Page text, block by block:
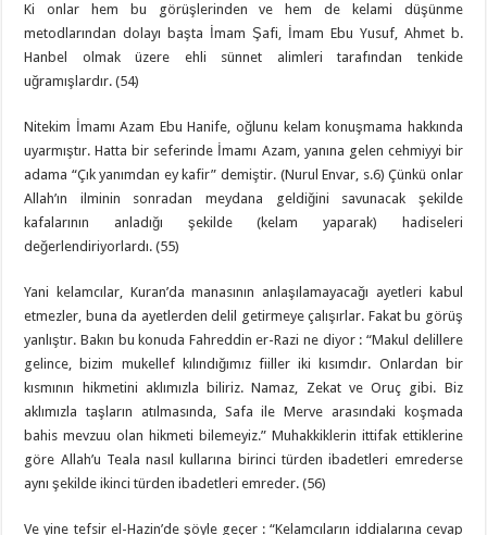
Ki onlar hem bu görüşlerinden ve hem de kelami düşünme
metodlarından dolayı başta İmam Şafi, İmam Ebu Yusuf, Ahmet b.
Hanbel olmak üzere ehli sünnet alimleri tarafından tenkide
uğramışlardır. (54)
Nitekim İmamı Azam Ebu Hanife, oğlunu kelam konuşmama hakkında
uyarmıştır. Hatta bir seferinde İmamı Azam, yanına gelen cehmiyyi bir
adama “Çık yanımdan ey kafir” demiştir. (Nurul Envar, s.6) Çünkü onlar
Allah’ın ilminin sonradan meydana geldiğini savunacak şekilde
kafalarının anladığı şekilde (kelam yaparak) hadiseleri
değerlendiriyorlardı. (55)
Yani kelamcılar, Kuran’da manasının anlaşılamayacağı ayetleri kabul
etmezler, buna da ayetlerden delil getirmeye çalışırlar. Fakat bu görüş
yanlıştır. Bakın bu konuda Fahreddin er-Razi ne diyor : “Makul delillere
gelince, bizim mukellef kılındığımız fiiller iki kısımdır. Onlardan bir
kısmının hikmetini aklımızla biliriz. Namaz, Zekat ve Oruç gibi. Biz
aklımızla taşların atılmasında, Safa ile Merve arasındaki koşmada
bahis mevzuu olan hikmeti bilemeyiz.” Muhakkiklerin ittifak ettiklerine
göre Allah’u Teala nasıl kullarına birinci türden ibadetleri emrederse
aynı şekilde ikinci türden ibadetleri emreder. (56)
Ve yine tefsir el-Hazin’de şöyle geçer : “Kelamcıların iddialarına cevap